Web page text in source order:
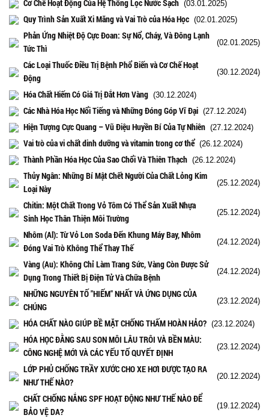
Cơ Chế Hoạt Động Của Hệ Thống Lọc Nước Sạch (03.01.2025)
Quy Trình Sản Xuất Xi Măng và Vai Trò của Hóa Học (02.01.2025)
Phản Ứng Nhiệt Độ Cực Đoan: Sự Nổ, Cháy, Và Đông Lạnh
Tức Thì
(02.01.2025)
Các Loại Thuốc Điều Trị Bệnh Phổ Biến và Cơ Chế Hoạt
Động
(30.12.2024)
Hóa Chất Hiếm Có Giá Trị Đắt Hơn Vàng (30.12.2024)
Các Nhà Hóa Học Nổi Tiếng và Những Đóng Góp Vĩ Đại (27.12.2024)
Hiện Tượng Cực Quang – Vũ Điệu Huyền Bí Của Tự Nhiên (27.12.2024)
Vai trò của vi chất dinh dưỡng và vitamin trong cơ thể(26.12.2024)
Thành Phần Hóa Học Của Sao Chổi Và Thiên Thạch (26.12.2024)
Thủy Ngân: Những Bí Mật Chết Người Của Chất Lỏng Kim
Loại Này
(25.12.2024)
Chitin: Một Chất Trong Vỏ Tôm Có Thể Sản Xuất Nhựa
Sinh Học Thân Thiện Môi Trường
(25.12.2024)
Nhôm (Al): Từ Vỏ Lon Soda Đến Khung Máy Bay, Nhôm
Đóng Vai Trò Không Thể Thay Thế
(24.12.2024)
Vàng (Au): Không Chỉ Làm Trang Sức, Vàng Còn Được Sử
Dụng Trong Thiết Bị Điện Tử Và Chữa Bệnh
(24.12.2024)
NHỮNG NGUYÊN TỐ "HIẾM" NHẤT VÀ ỨNG DỤNG CỦA
CHÚNG
(23.12.2024)
HÓA CHẤT NÀO GIÚP BỀ MẶT CHỐNG THẤM HOÀN HẢO? (23.12.2024)
HÓA HỌC ĐẰNG SAU SON MÔI LÂU TRÔI VÀ BỀN MÀU:
CÔNG NGHỆ MỚI VÀ CÁC YẾU TỐ QUYẾT ĐỊNH
(23.12.2024)
LỚP PHỦ CHỐNG TRẦY XƯỚC CHO XE HƠI ĐƯỢC TẠO RA
NHƯ THẾ NÀO?
(20.12.2024)
CHẤT CHỐNG NẮNG SPF HOẠT ĐỘNG NHƯ THẾ NÀO ĐỂ
BẢO VỆ DA?
(19.12.2024)